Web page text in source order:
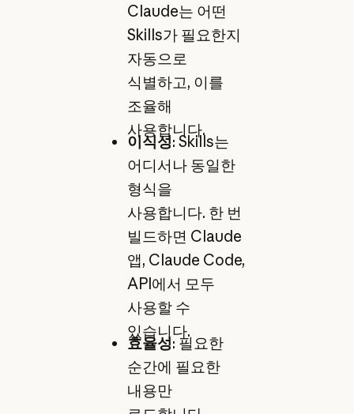
Claude는 어떤
Skills가 필요한지
자동으로
식별하고, 이를
조율해
사용합니다.
이식성: Skills는
어디서나 동일한
형식을
사용합니다. 한 번
빌드하면 Claude
앱, Claude Code,
API에서 모두
사용할 수
있습니다.
효율성: 필요한
순간에 필요한
내용만